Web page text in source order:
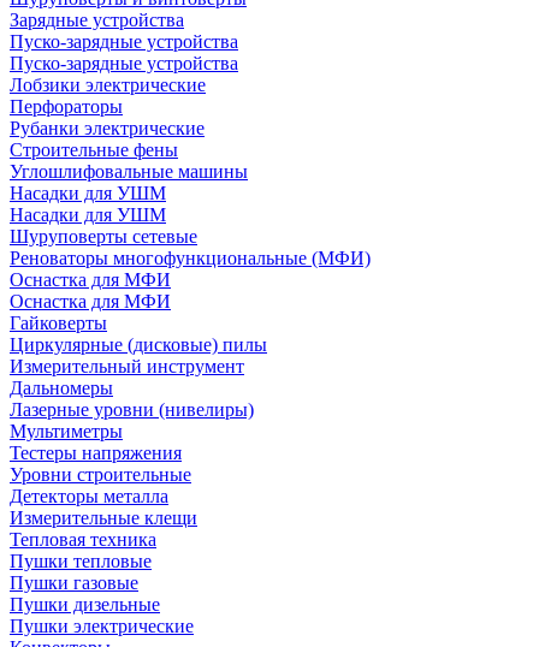
Зарядные устройства
Пуско-зарядные устройства
Пуско-зарядные устройства
Лобзики электрические
Перфораторы
Рубанки электрические
Строительные фены
Углошлифовальные машины
Насадки для УШМ
Насадки для УШМ
Шуруповерты сетевые
Реноваторы многофункциональные (МФИ)
Оснастка для МФИ
Оснастка для МФИ
Гайковерты
Циркулярные (дисковые) пилы
Измерительный инструмент
Дальномеры
Лазерные уровни (нивелиры)
Мультиметры
Тестеры напряжения
Уровни строительные
Детекторы металла
Измерительные клещи
Тепловая техника
Пушки тепловые
Пушки газовые
Пушки дизельные
Пушки электрические